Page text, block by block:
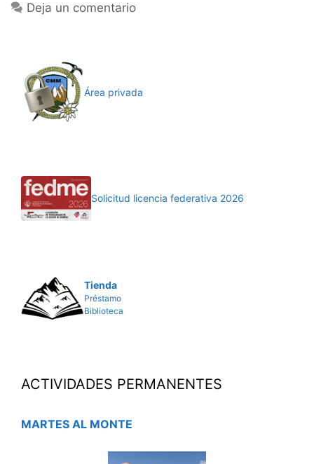
Deja un comentario
Área privada
Solicitud licencia federativa 2026
Tienda
Préstamo
Biblioteca
ACTIVIDADES PERMANENTES
MARTES AL MONTE